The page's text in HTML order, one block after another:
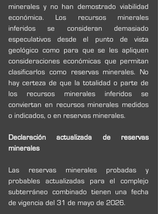
minerales y no han demostrado viabilidad
económica. Los recursos minerales
inferidos se consideran demasiado
especulativos desde el punto de vista
geológico como para que se les apliquen
consideraciones económicas que permitan
clasificarlos como reservas minerales. No
hay certeza de que la totalidad o parte de
los recursos minerales inferidos se
conviertan en recursos minerales medidos
o indicados, o en reservas minerales.
Declaración actualizada de reservas
minerales
Las reservas minerales probadas y
probables actualizadas para el complejo
subterráneo combinado tienen una fecha
de vigencia del 31 de mayo de 2026.